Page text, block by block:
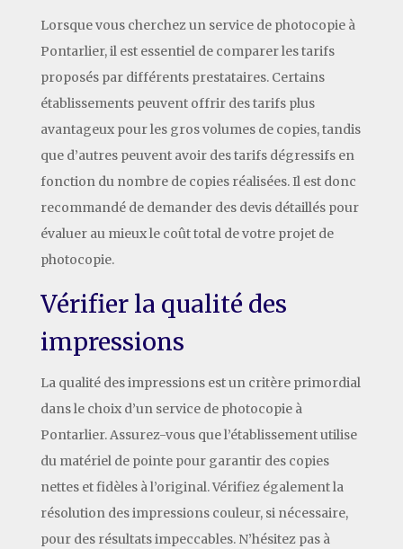
Lorsque vous cherchez un service de photocopie à
Pontarlier, il est essentiel de comparer les tarifs
proposés par différents prestataires. Certains
établissements peuvent offrir des tarifs plus
avantageux pour les gros volumes de copies, tandis
que d’autres peuvent avoir des tarifs dégressifs en
fonction du nombre de copies réalisées. Il est donc
recommandé de demander des devis détaillés pour
évaluer au mieux le coût total de votre projet de
photocopie.
Vérifier la qualité des
impressions
La qualité des impressions est un critère primordial
dans le choix d’un service de photocopie à
Pontarlier. Assurez-vous que l’établissement utilise
du matériel de pointe pour garantir des copies
nettes et fidèles à l’original. Vérifiez également la
résolution des impressions couleur, si nécessaire,
pour des résultats impeccables. N’hésitez pas à